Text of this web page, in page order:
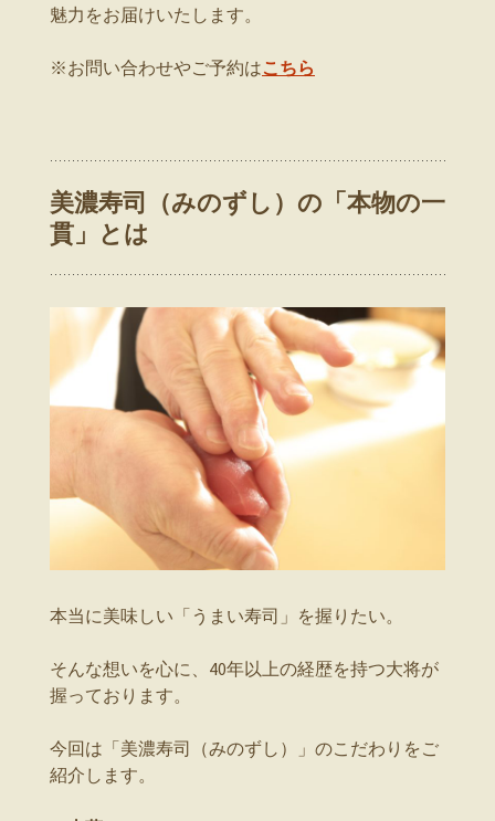
魅力をお届けいたします。
※お問い合わせやご予約はこちら
美濃寿司（みのずし）の「本物の一
貫」とは
本当に美味しい「うまい寿司」を握りたい。
そんな想いを心に、40年以上の経歴を持つ大将が
握っております。
今回は「美濃寿司（みのずし）」のこだわりをご
紹介します。